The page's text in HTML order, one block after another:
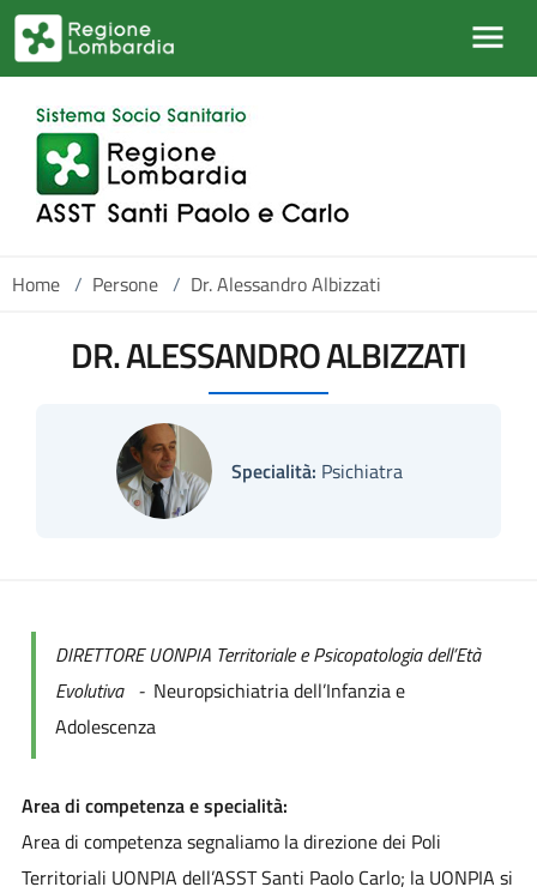
Salta al contenuto principale
Home / Persone / Dr. Alessandro Albizzati
DR. ALESSANDRO ALBIZZATI
Specialità: Psichiatra
DIRETTORE UONPIA Territoriale e Psicopatologia dell’Età
Evolutiva - Neuropsichiatria dell’Infanzia e
Adolescenza
Area di competenza e specialità:
Area di competenza segnaliamo la direzione dei Poli
Territoriali UONPIA dell’ASST Santi Paolo Carlo; la UONPIA si